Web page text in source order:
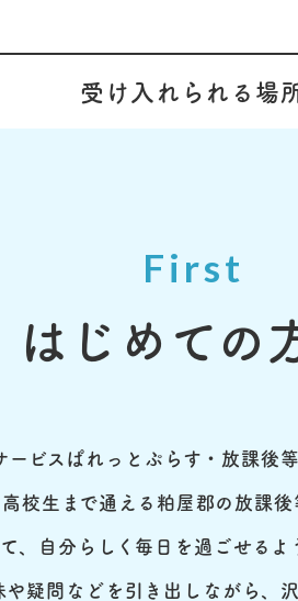
受け入れられる場
First
はじめての
ービスぱれっとぷらす・放課後
校生まで通える粕屋郡の放課後
、自分らしく毎日を過ごせるよ
疑問などを引き出しながら、